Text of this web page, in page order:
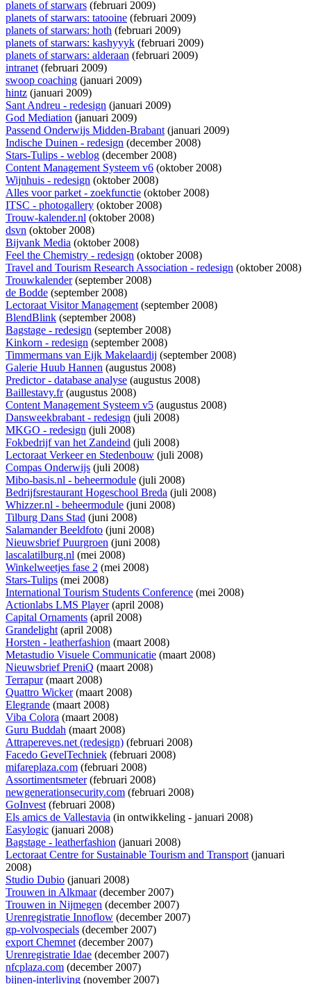
planets of starwars (februari 2009)
planets of starwars: tatooine (februari 2009)
planets of starwars: hoth (februari 2009)
planets of starwars: kashyyyk (februari 2009)
planets of starwars: alderaan (februari 2009)
intranet(februari 2009)
swoop coaching (januari 2009)
hintz (januari 2009)
Sant Andreu - redesign (januari 2009)
God Mediation (januari 2009)
Passend Onderwijs Midden-Brabant(januari 2009)
Indische Duinen - redesign (december 2008)
Stars-Tulips - weblog (december 2008)
Content Management Systeem v6 (oktober 2008)
Wijnhuis - redesign (oktober 2008)
Alles voor parket - zoekfunctie (oktober 2008)
ITSC - photogallery (oktober 2008)
Trouw-kalender.nl (oktober 2008)
dsvn (oktober 2008)
Bijvank Media (oktober 2008)
Feel the Chemistry - redesign (oktober 2008)
Travel and Tourism Research Association - redesign (oktober 2008)
Trouwkalender(september 2008)
de Bodde (september 2008)
Lectoraat Visitor Management(september 2008)
BlendBlink (september 2008)
Bagstage - redesign (september 2008)
Kinkorn - redesign (september 2008)
Timmermans van Eijk Makelaardij (september 2008)
Galerie Huub Hannen (augustus 2008)
Predictor - database analyse (augustus 2008)
Baillestavy.fr(augustus 2008)
Content Management Systeem v5 (augustus 2008)
Dansweekbrabant - redesign (juli 2008)
MKGO - redesign (juli 2008)
Fokbedrijf van het Zandeind (juli 2008)
Lectoraat Verkeer en Stedenbouw (juli 2008)
Compas Onderwijs (juli 2008)
Mibo-basis.nl - beheermodule (juli 2008)
Bedrijfsrestaurant Hogeschool Breda (juli 2008)
Whizzer.nl - beheermodule (juni 2008)
Tilburg Dans Stad (juni 2008)
Salamander Beeldfoto (juni 2008)
Nieuwsbrief Puurgroen (juni 2008)
lascalatilburg.nl (mei 2008)
Winkelweetjes fase 2 (mei 2008)
Stars-Tulips (mei 2008)
International Tourism Students Conference (mei 2008)
Actionlabs LMS Player(april 2008)
Capital Ornaments (april 2008)
Grandelight(april 2008)
Horsten - leatherfashion (maart 2008)
Metastudio Visuele Communicatie (maart 2008)
Nieuwsbrief PreniQ (maart 2008)
Terrapur(maart 2008)
Quattro Wicker(maart 2008)
Elegrande (maart 2008)
Viba Colora (maart 2008)
Guru Buddah (maart 2008)
Attrapereves.net (redesign) (februari 2008)
Facedo GevelTechniek (februari 2008)
mifareplaza.com (februari 2008)
Assortimentsmeter(februari 2008)
newgenerationsecurity.com (februari 2008)
GoInvest(februari 2008)
Els amics de Vallestavia (in ontwikkeling - januari 2008)
Easylogic (januari 2008)
Bagstage - leatherfashion (januari 2008)
Lectoraat Centre for Sustainable Tourism and Transport(januari
2008)
Studio Dubio (januari 2008)
Trouwen in Alkmaar(december 2007)
Trouwen in Nijmegen (december 2007)
Urenregistratie Innoflow (december 2007)
gp-volvospecials (december 2007)
export Chemnet(december 2007)
Urenregistratie Idae (december 2007)
nfcplaza.com (december 2007)
bijnen-interliving (november 2007)